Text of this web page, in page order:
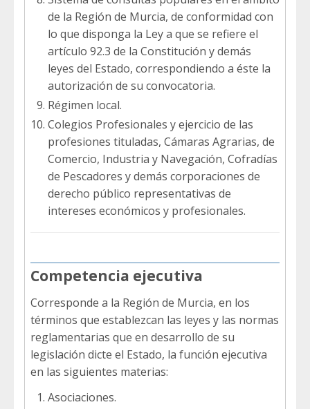
de la Región de Murcia, de conformidad con
lo que disponga la Ley a que se refiere el
artículo 92.3 de la Constitución y demás
leyes del Estado, correspondiendo a éste la
autorización de su convocatoria.
Régimen local.
Colegios Profesionales y ejercicio de las
profesiones tituladas, Cámaras Agrarias, de
Comercio, Industria y Navegación, Cofradías
de Pescadores y demás corporaciones de
derecho público representativas de
intereses económicos y profesionales.
Competencia ejecutiva
Corresponde a la Región de Murcia, en los
términos que establezcan las leyes y las normas
reglamentarias que en desarrollo de su
legislación dicte el Estado, la función ejecutiva
en las siguientes materias:
Asociaciones.